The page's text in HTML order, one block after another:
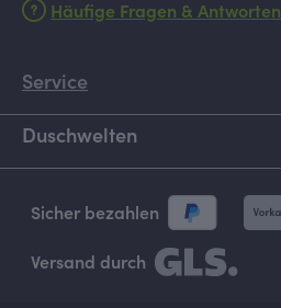
Häufige Fragen & Antworten
Service
Duschwelten
Sicher bezahlen
Versand durch